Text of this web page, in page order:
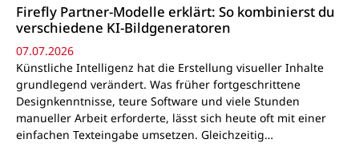
Firefly Partner-Modelle erklärt: So kombinierst du
verschiedene KI-Bildgeneratoren
07.07.2026
Künstliche Intelligenz hat die Erstellung visueller Inhalte
grundlegend verändert. Was früher fortgeschrittene
Designkenntnisse, teure Software und viele Stunden
manueller Arbeit erforderte, lässt sich heute oft mit einer
einfachen Texteingabe umsetzen. Gleichzeitig…